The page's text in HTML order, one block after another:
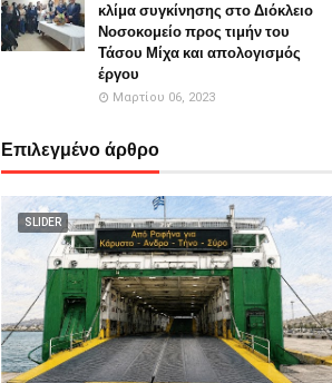
κλίμα συγκίνησης στο Διόκλειο
Νοσοκομείο προς τιμήν του
Τάσου Μίχα και απολογισμός
έργου
Μαρτίου 06, 2023
Επιλεγμένο άρθρο
SLIDER